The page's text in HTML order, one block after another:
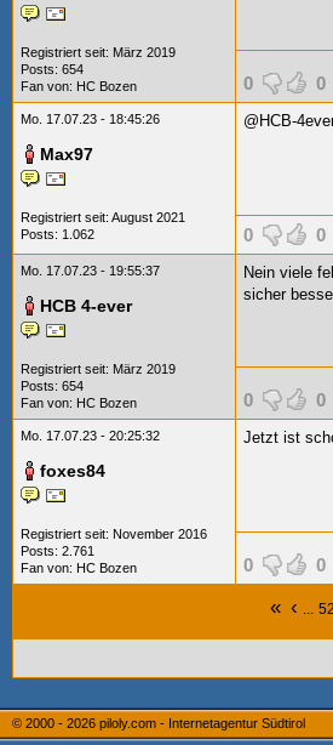
Registriert seit: März 2019
Posts: 654
Fan von: HC Bozen 0 0
Mo. 17.07.23 - 18:45:26
Max97
Registriert seit: August 2021
Posts: 1.062
@HCB-
0 0
Mo. 17.07.23 - 19:55:37
HCB 4-ever
Registriert seit: März 2019
Posts: 654
Fan von: HC Bozen
Nein viele
sicher
0 0
Mo. 17.07.23 - 20:25:32
foxes84
Registriert seit: November 2016
Posts: 2.761
Fan von: HC Bozen
Jetzt ist
0 0
« ‹ ... 52
© 2000 - 2026 piloly.com - Internetagentur Südtirol